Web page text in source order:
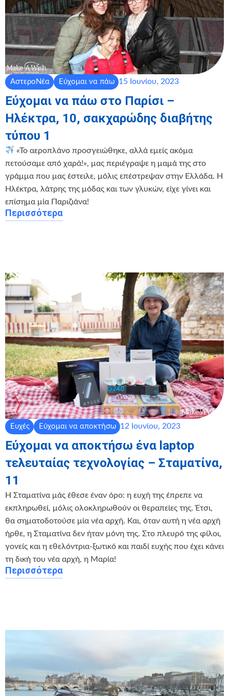
ΑστεροΝέα Εύχομαι να πάω 15 Ιουνίου, 2023
Εύχομαι να πάω στο Παρίσι –
Ηλέκτρα, 10, σακχαρώδης διαβήτης
τύπου 1
«Το αεροπλάνο προσγειώθηκε, αλλά εμείς ακόμα
πετούσαμε από χαρά!», μας περιέγραψε η μαμά της στο
γράμμα που μας έστειλε, μόλις επέστρεψαν στην Ελλάδα. Η
Ηλέκτρα, λάτρης της μόδας και των γλυκών, είχε γίνει και
επίσημα μία Παριζιάνα!
Περισσότερα
Ευχές Εύχομαι να αποκτήσω 12 Ιουνίου, 2023
Εύχομαι να αποκτήσω ένα laptop
τελευταίας τεχνολογίας – Σταματίνα,
11
Η Σταματίνα μάς έθεσε έναν όρο: η ευχή της έπρεπε να
εκπληρωθεί, μόλις ολοκληρωθούν οι θεραπείες της. Έτσι,
θα σηματοδοτούσε μία νέα αρχή. Και, όταν αυτή η νέα αρχή
ήρθε, η Σταματίνα δεν ήταν μόνη της. Στο πλευρό της φίλοι,
γονείς και η εθελόντρια-ξωτικό και παιδί ευχής που έχει κάνει
τη δική του νέα αρχή, η Μαρία!
Περισσότερα